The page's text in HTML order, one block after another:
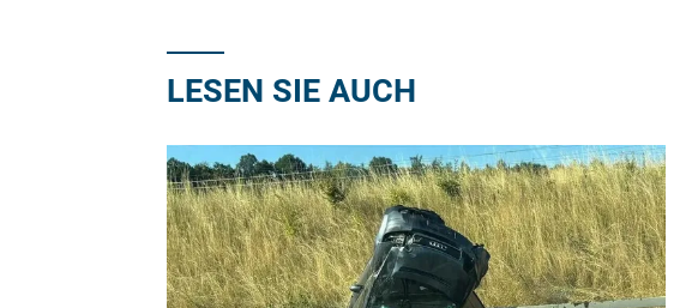
LESEN SIE AUCH